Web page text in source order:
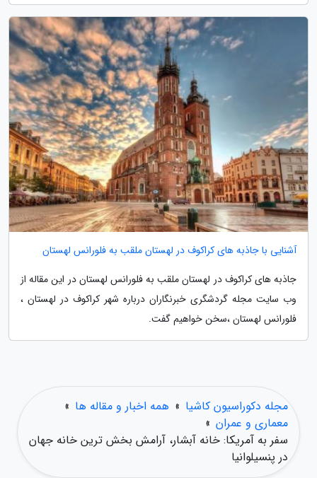
آشنایی با جاذبه های کراکوف در لهستان ملقب به فلورانس لهستان
جاذبه های کراکوف در لهستان ملقب به فلورانس لهستان در این مقاله از
وب سایت مجله گردشگری خبرنگاران درباره شهر کراکوف در لهستان ،
فلورانس لهستان ،سخن خواهیم گفت.
مجله دکوراسیون کاشیا » همه اخبار و مقاله ها »
معماری و عمران »
سفر به آمریکا: خانه آبشار، آرامش بخش ترین خانه جهان
در پنسیلوانیا